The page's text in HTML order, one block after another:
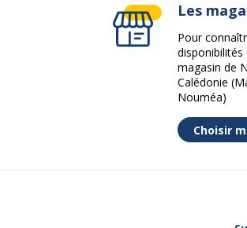
Les
Pour
disponibilités
magasin de
Calédonie
Nouméa)
Choisir